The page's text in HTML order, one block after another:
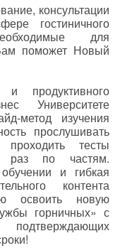
консультации
гостиничного
для
поможет Новый
продуктивного
Университете
метод изучения
прослушивать
тесты
раз по частям.
и гибкая
контента
освоить новую
горничных» с